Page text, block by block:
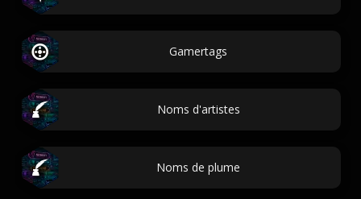
Gamertags
Noms d'artistes
Noms de plume